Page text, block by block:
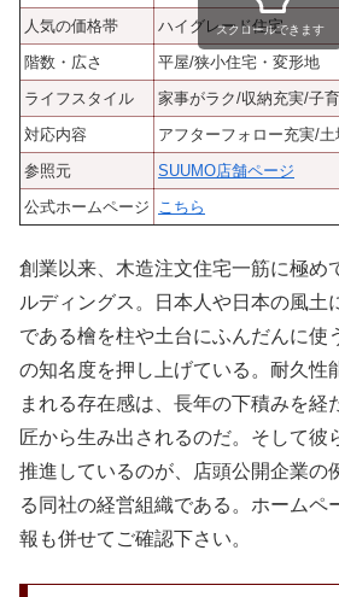
人気の価格帯
ハイグレード住宅
階数・広さ
平屋/狭小住宅・変形地
ライフスタイル
家事がラク/収納充実/子
対応内容
アフターフォロー充実/
参照元
SUUMO店舗ページ
公式ホームページ
こちら
スクロールできます
創業以来、木造注文住宅一筋に極め
ルディングス。日本人や日本の風土
である檜を柱や土台にふんだんに使
の知名度を押し上げている。耐久性
まれる存在感は、長年の下積みを経
匠から生み出されるのだ。そして彼
推進しているのが、店頭公開企業の
る同社の経営組織である。ホームペ
報も併せてご確認下さい。